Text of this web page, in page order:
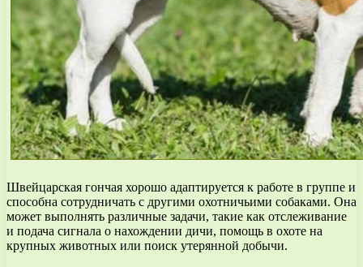
Швейцарская гончая хорошо адаптируется к работе в группе и
способна сотрудничать с другими охотничьими собаками. Она
может выполнять различные задачи, такие как отслеживание
и подача сигнала о нахождении дичи, помощь в охоте на
крупных животных или поиск утерянной добычи.